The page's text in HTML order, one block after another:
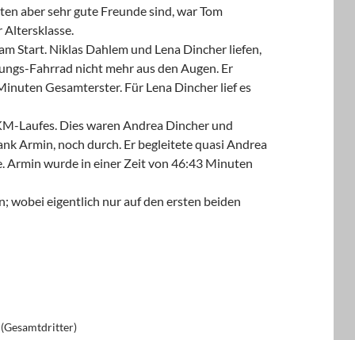
aber sehr gute Freunde sind, war Tom
Altersklasse.
Start. Niklas Dahlem und Lena Dincher liefen,
Fahrrad nicht mehr aus den Augen. Er
Gesamterster. Für Lena Dincher lief es
Laufes. Dies waren Andrea Dincher und
Armin, noch durch. Er begleitete quasi Andrea
Armin wurde in einer Zeit von 46:43 Minuten
wobei eigentlich nur auf den ersten beiden